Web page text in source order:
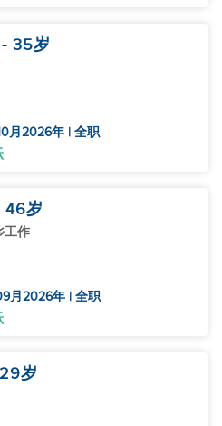
- 35岁
月2026年 | 全职
46岁
工作
月2026年 | 全职
岁